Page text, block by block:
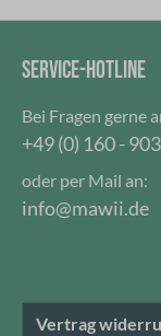
Getränke bis
Entweichen
Becher nicht
zur
verderblichen
aus Edelstahl,
SERVICE-HOTLINE
Bei Fragen gerne
+49 (0) 160 -
oder per Mail an:
info@mawii.de
Vertrag